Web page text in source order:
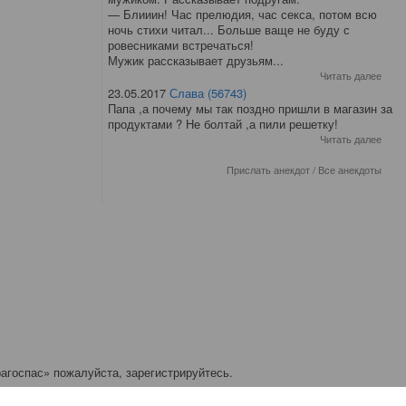
— Блииин! Час прелюдия, час секса, потом всю
ночь стихи читал... Больше ваще не буду с
ровесниками встречаться!
Мужик рассказывает друзьям...
Читать далее
23.05.2017 Слава (56743)
Папа ,а почему мы так поздно пришли в магазин за
продуктами ? Не болтай ,а пили решетку!
Читать далее
Прислать анекдот/ Все анекдоты
пожалуйста, зарегистрируйтесь.